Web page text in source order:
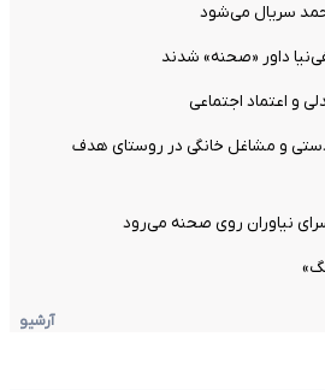
سریال می‌شود
داور «صحنه» شدند
و اعتماد اجتماعی
و مشاغل خانگی در روستای هدف
نیاوران روی صحنه می‌رود
آرشیو